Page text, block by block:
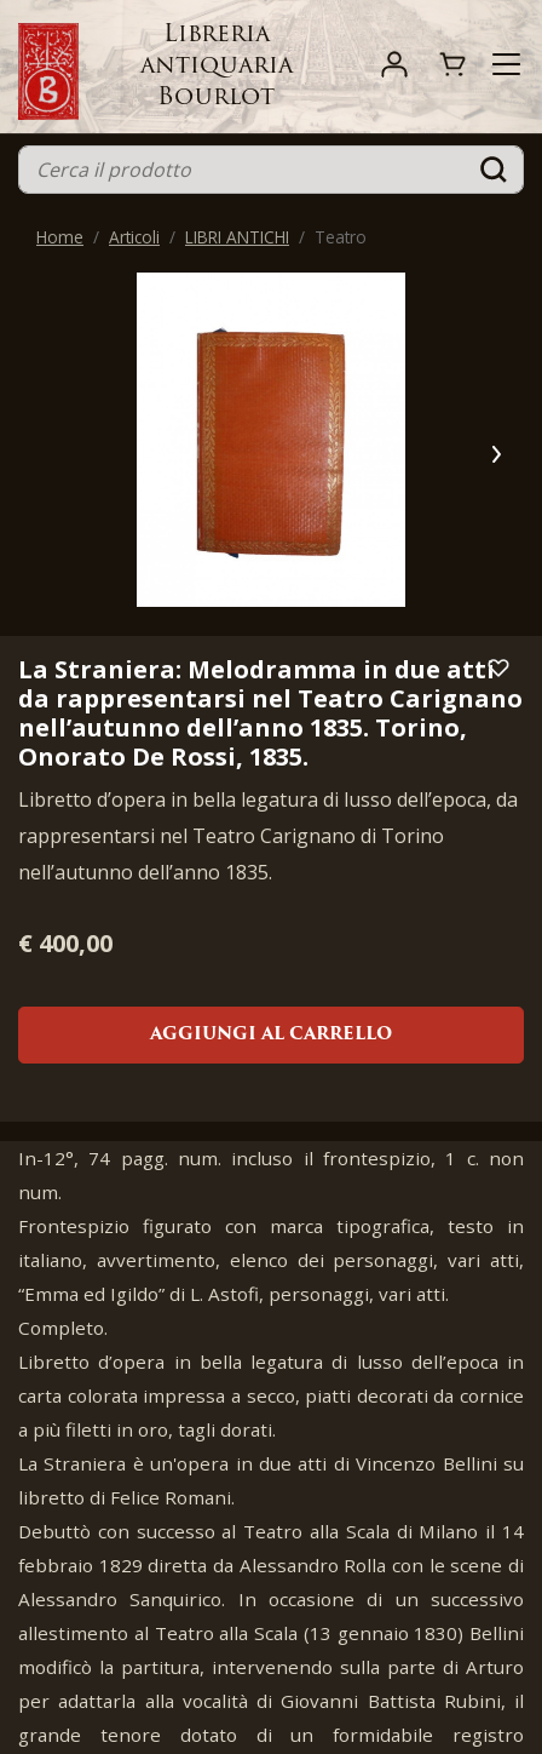
Libreria
antiquaria
Bourlot
Home Articoli LIBRI ANTICHI Teatro
La Straniera: Melodramma in due atti
da rappresentarsi nel Teatro Carignano
nell’autunno dell’anno 1835. Torino,
Onorato De Rossi, 1835.
Libretto d’opera in bella legatura di lusso dell’epoca, da
rappresentarsi nel Teatro Carignano di Torino
nell’autunno dell’anno 1835.
€ 400,00
AGGIUNGI AL CARRELLO
In-12°, 74 pagg. num. incluso il frontespizio, 1 c. non
num.
Frontespizio figurato con marca tipografica, testo in
italiano, avvertimento, elenco dei personaggi, vari atti,
“Emma ed Igildo” di L. Astofi, personaggi, vari atti.
Completo.
Libretto d’opera in bella legatura di lusso dell’epoca in
carta colorata impressa a secco, piatti decorati da cornice
a più filetti in oro, tagli dorati.
La Straniera è un'opera in due atti di Vincenzo Bellini su
libretto di Felice Romani.
Debuttò con successo al Teatro alla Scala di Milano il 14
febbraio 1829 diretta da Alessandro Rolla con le scene di
Alessandro Sanquirico. In occasione di un successivo
allestimento al Teatro alla Scala (13 gennaio 1830) Bellini
modificò la partitura, intervenendo sulla parte di Arturo
per adattarla alla vocalità di Giovanni Battista Rubini, il
grande tenore dotato di un formidabile registro